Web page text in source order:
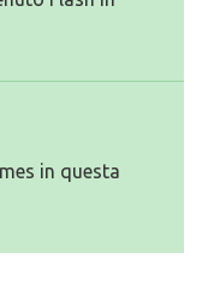
in questa